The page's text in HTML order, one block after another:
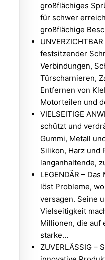
großflächiges
für schwer
großflächige
festsitzender
Verbindungen,
Türscharnieren,
Entfernen von
Motorteilen und
VIELSEITIGE
schützt und
Gummi, Metall
Silikon, Harz und
langanhaltende,
LEGENDÄR –
löst Probleme,
versagen. Seine
Vielseitigkeit
Millionen, die auf
starke…
ZUVERLÄSSIG –